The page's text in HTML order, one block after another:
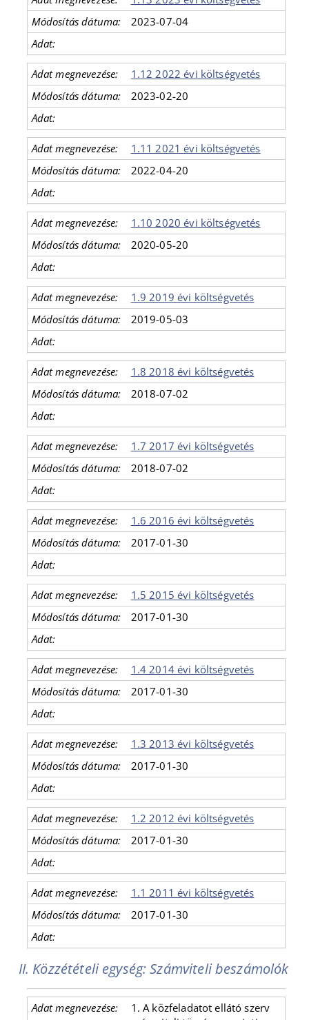
2023-07-04
1.12 2022 évi költségvetés
2023-02-20
1.11 2021 évi költségvetés
2022-04-20
1.10 2020 évi költségvetés
2020-05-20
1.9 2019 évi költségvetés
2019-05-03
1.8 2018 évi költségvetés
2018-07-02
1.7 2017 évi költségvetés
2018-07-02
1.6 2016 évi költségvetés
2017-01-30
1.5 2015 évi költségvetés
2017-01-30
1.4 2014 évi költségvetés
2017-01-30
1.3 2013 évi költségvetés
2017-01-30
1.2 2012 évi költségvetés
2017-01-30
1.1 2011 évi költségvetés
2017-01-30
II. Közzétételi egység: Számviteli beszámolók
1. A közfeladatot ellátó szerv